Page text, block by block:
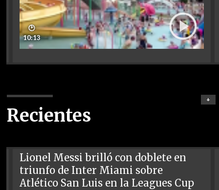
🕑
10:13
Recientes
+
Lionel Messi brilló con doblete en
triunfo de Inter Miami sobre
Atlético San Luis en la Leagues Cup